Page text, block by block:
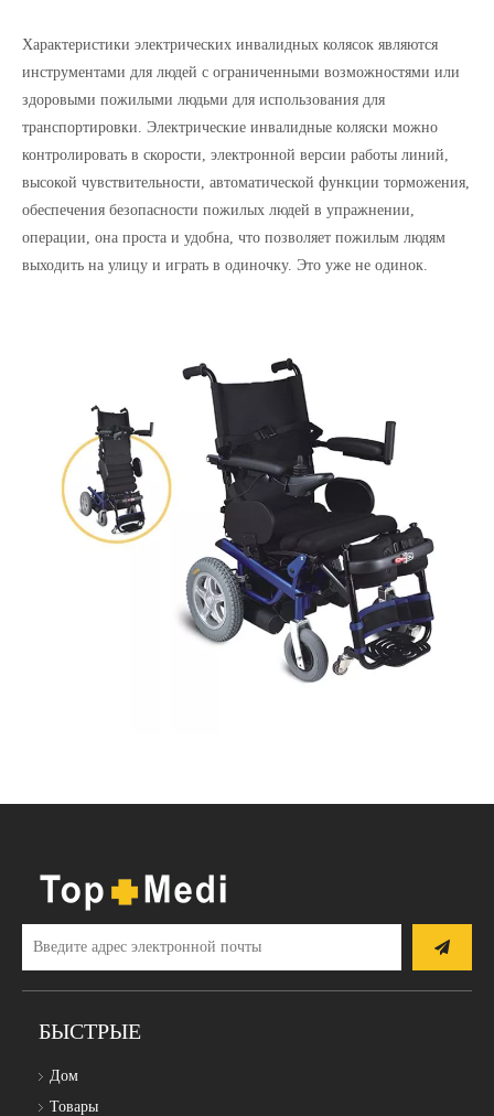
Характеристики электрических инвалидных колясок являются
инструментами для людей с ограниченными возможностями или
здоровыми пожилыми людьми для использования для
транспортировки. Электрические инвалидные коляски можно
контролировать в скорости, электронной версии работы линий,
высокой чувствительности, автоматической функции торможения,
обеспечения безопасности пожилых людей в упражнении,
операции, она проста и удобна, что позволяет пожилым людям
выходить на улицу и играть в одиночку. Это уже не одинок.
БЫСТРЫЕ
Дом
Товары